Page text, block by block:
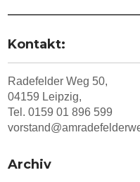
Kontakt:
Radefelder Weg 50,
04159 Leipzig,
Tel. 0159 01 896 599
Archiv